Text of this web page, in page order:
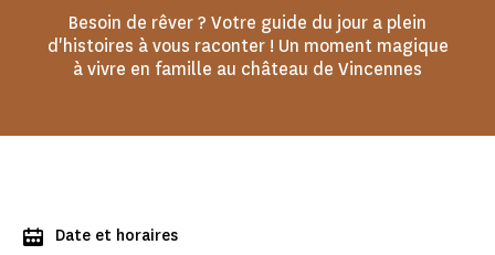
Besoin de rêver ? Votre guide du jour a plein
d'histoires à vous raconter ! Un moment magique
à vivre en famille au château de Vincennes
Date et horaires